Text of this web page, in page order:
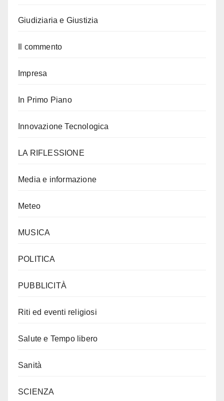
Giudiziaria e Giustizia
Il commento
Impresa
In Primo Piano
Innovazione Tecnologica
LA RIFLESSIONE
Media e informazione
Meteo
MUSICA
POLITICA
PUBBLICITÀ
Riti ed eventi religiosi
Salute e Tempo libero
Sanità
SCIENZA